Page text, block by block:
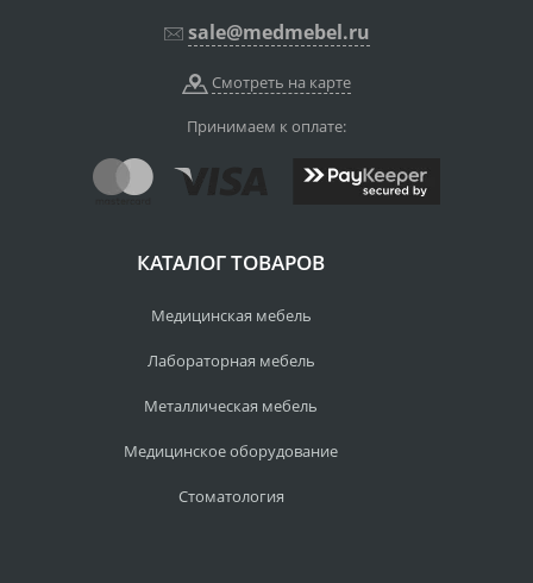
sale@medmebel.ru
Смотреть на карте
Принимаем к оплате:
КАТАЛОГ ТОВАРОВ
Медицинская мебель
Лабораторная мебель
Металлическая мебель
Медицинское оборудование
Стоматология